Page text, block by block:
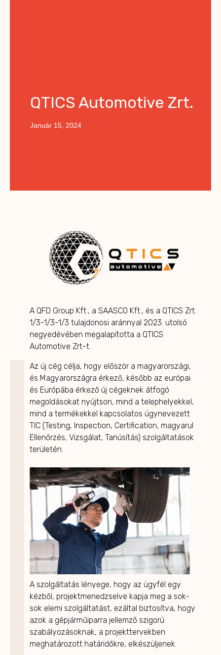
QTICS Automotive Zrt.
Január 15, 2024
A QFD Group Kft., a SAASCO Kft., és a QTICS Zrt.
1/3-1/3-1/3 tulajdonosi aránnyal 2023. utolsó
negyedévében megalapította a QTICS
Automotive Zrt-t.
Az új cég célja, hogy először a magyarországi,
és Magyarországra érkező, később az európai
és Európába érkező új cégeknek átfogó
megoldásokat nyújtson, mind a telephelyekkel,
mind a termékekkel kapcsolatos úgynevezett
TIC (Testing, Inspection, Certification, magyarul
Ellenőrzés, Vizsgálat, Tanúsítás) szolgáltatások
területén.
A szolgáltatás lényege, hogy az ügyfél egy
kézből, projektmenedzselve kapja meg a sok-
sok elemi szolgáltatást, ezáltal biztosítva, hogy
azok a gépjárműiparra jellemző szigorú
szabályozásoknak, a projekttervekben
meghatározott határidőkre, elkészüljenek.